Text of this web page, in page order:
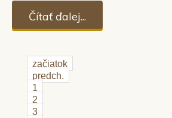
Čítať ďalej...
začiatok
predch.
1
2
3